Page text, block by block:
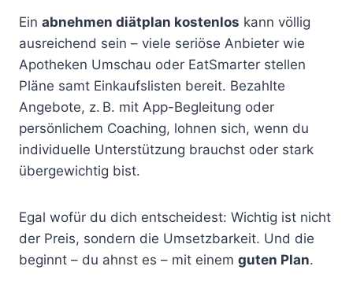
Ein abnehmen diätplan kostenlos kann völlig
ausreichend sein – viele seriöse Anbieter wie
Apotheken Umschau oder EatSmarter stellen
Pläne samt Einkaufslisten bereit. Bezahlte
Angebote, z. B. mit App-Begleitung oder
persönlichem Coaching, lohnen sich, wenn du
individuelle Unterstützung brauchst oder stark
übergewichtig bist.
Egal wofür du dich entscheidest: Wichtig ist nicht
der Preis, sondern die Umsetzbarkeit. Und die
beginnt – du ahnst es – mit einem guten Plan.